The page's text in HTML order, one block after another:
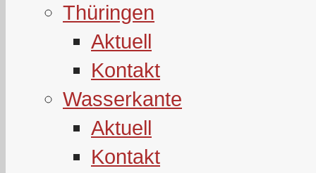
Thüringen
Aktuell
Kontakt
Wasserkante
Aktuell
Kontakt